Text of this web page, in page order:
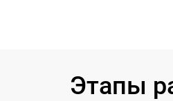
Этапы